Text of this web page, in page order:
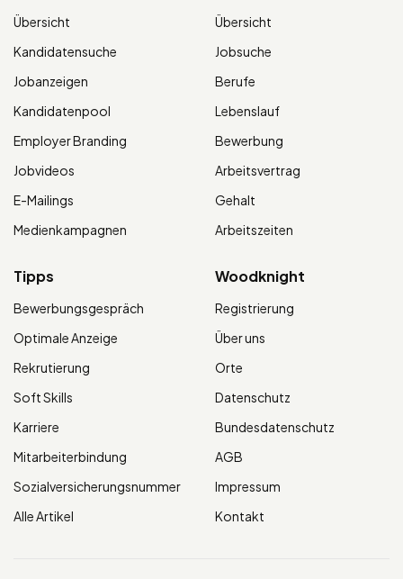
Übersicht
Kandidatensuche
Jobanzeigen
Kandidatenpool
Employer Branding
Jobvideos
E-Mailings
Medienkampagnen
Übersicht
Jobsuche
Berufe
Lebenslauf
Bewerbung
Arbeitsvertrag
Gehalt
Arbeitszeiten
Tipps
Bewerbungsgespräch
Optimale Anzeige
Rekrutierung
Soft Skills
Karriere
Mitarbeiterbindung
Sozialversicherungsnummer
Alle Artikel
Woodknight
Registrierung
Über uns
Orte
Datenschutz
Bundesdatenschutz
AGB
Impressum
Kontakt